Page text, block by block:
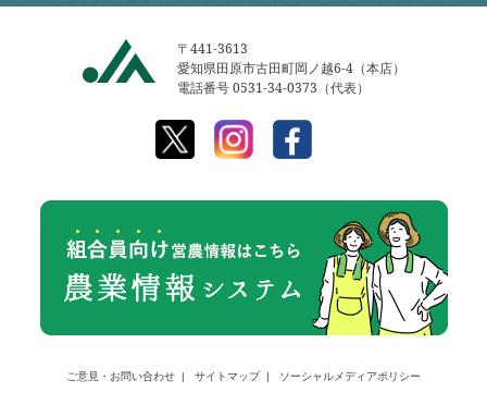
〒441-3613
愛知県田原市古田町岡ノ越6-4（本店）
電話番号 0531-34-0373（代表）
ご意見・お問い合わせ サイトマップ ソーシャルメディアポリシー